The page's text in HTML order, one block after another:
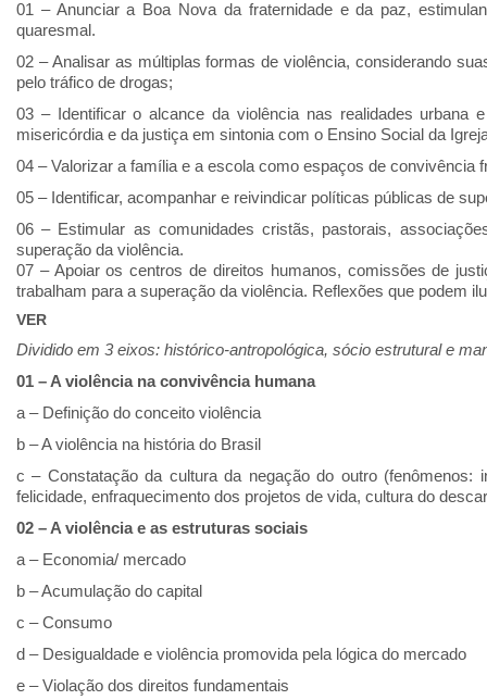
01 – Anunciar a Boa Nova da fraternidade e da paz,
quaresmal.
02 – Analisar as múltiplas formas de violência, considerando
pelo tráfico de drogas;
03 – Identificar o alcance da violência nas realidades urbana
misericórdia e da justiça em sintonia com o Ensino Social da
04 – Valorizar a família e a escola como espaços de convivência
05 – Identificar, acompanhar e reivindicar políticas públicas de
06 – Estimular as comunidades cristãs, pastorais,
superação da violência.
07 – Apoiar os centros de direitos humanos, comissões de
trabalham para a superação da violência. Reflexões que podem
VER
Dividido em 3 eixos: histórico-antropológica, sócio estrutural e
01 – A violência na convivência humana
a – Definição do conceito violência
b – A violência na história do Brasil
c – Constatação da cultura da negação do outro (fenômenos:
felicidade, enfraquecimento dos projetos de vida, cultura do
02 – A violência e as estruturas sociais
a – Economia/ mercado
b – Acumulação do capital
c – Consumo
d – Desigualdade e violência promovida pela lógica do mercado
e – Violação dos direitos fundamentais